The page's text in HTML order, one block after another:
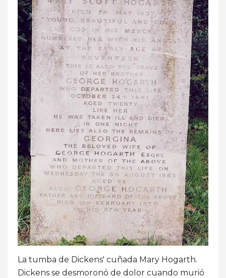
La tumba de Dickens' cuñada Mary Hogarth.
Dickens se desmoronó de dolor cuando murió